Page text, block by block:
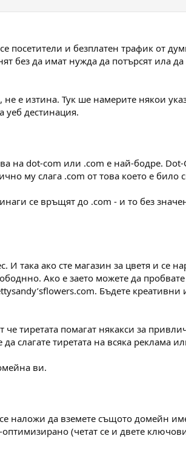
и безплатен трафик от
без да имат нужда да потърсят ила
е изтина. Тук ше намерите някои
уеб дестинация.
на dot-com или .com е най-бодре. Dot-
му слага .com от това което е било
се връщят до .com - и то без
така ако сте магазин за цветя и се
Ако е заето можете да
Бъдете креативни
че тиретата помагат някакси за
слагате тиретата на всяка реклама
ви.
наложи да вземете същото домейн
(четат се и двете